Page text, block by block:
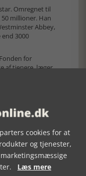
Omregnet til
millioner. Han
Abbey,
3000
for
af tjenere, læger,
ligemand.
så de ikke
Karl Aage
musik, uden at
Han er en
gerne set lidt
cookies for at
og tjenester,
Læs mere